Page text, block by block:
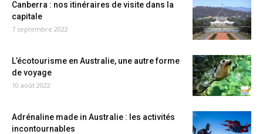
Canberra : nos itinéraires de visite dans la
capitale
7 septembre 2022
L’écotourisme en Australie, une autre forme
de voyage
10 août 2022
Adrénaline made in Australie : les activités
incontournables